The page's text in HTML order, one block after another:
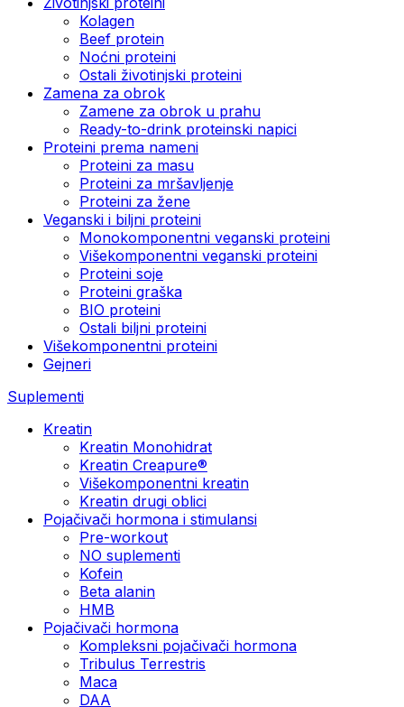
Kolagen
Beef protein
Noćni proteini
Ostali životinjski proteini
Zamena za obrok
Zamene za obrok u prahu
Ready-to-drink proteinski napici
Proteini prema nameni
Proteini za masu
Proteini za mršavljenje
Proteini za žene
Veganski i biljni proteini
Monokomponentni veganski proteini
Višekomponentni veganski proteini
Proteini soje
Proteini graška
BIO proteini
Ostali biljni proteini
Višekomponentni proteini
Gejneri
Suplementi
Kreatin
Kreatin Monohidrat
Kreatin Creapure®
Višekomponentni kreatin
Kreatin drugi oblici
Pojačivači hormona i stimulansi
Pre-workout
NO suplementi
Kofein
Beta alanin
HMB
Pojačivači hormona
Kompleksni pojačivači hormona
Tribulus Terrestris
Maca
DAA